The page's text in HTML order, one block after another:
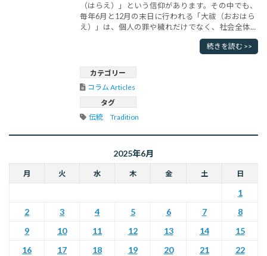
（はらえ）」という信仰があります。その中でも、
毎年6月と12月の末日に行われる「大祓（おおはら
え）」は、個人の罪や穢れだけでなく、社会全体の
災厄を祓い清める大規模な神事として、古代から現
代に至るまで大切に受け継がれてきました。とくに
おおはらえ）」とも呼ばれ、夏の厳しい気候を迎え
るにあたり、心身を新たに整える･･･
続きを読む >>
カテゴリー
コラム Articles
タグ
伝統　Tradition
2025年6月
月 火 水 木 金 土 日
1
2
3 4 5 6 7
8
9
10 11 12 13 14
15
16
17 18 19 20 21
22